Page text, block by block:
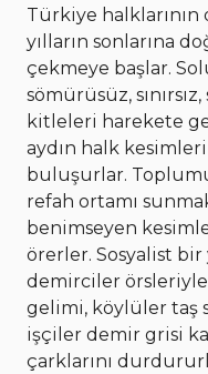
Türkiye halklarının
yılların sonlarına
çekmeye başlar.
sömürüsüz,
kitleleri harekete
aydın halk
buluşurlar.
refah ortamı
benimseyen
örerler. Sosyalist
demirciler
gelimi, köylüler taş
işçiler demir grisi
çarklarını